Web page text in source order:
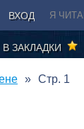
ВХОД Я
В ЗАКЛАДКИ
Стр. 1